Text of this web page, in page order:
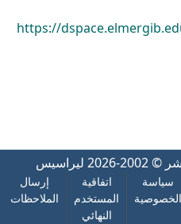
https://
2026 ليراسيس
سياسة
الخصوصية
اتفاقية
المستخدم
النهائي
إرسال
الملاحظات